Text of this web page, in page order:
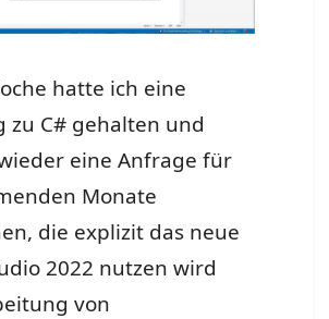
hatte ich eine
zu C# gehalten und
eine Anfrage für
Monate
die explizit das neue
2022 nutzen wird
von